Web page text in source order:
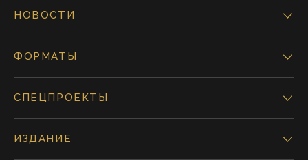
НОВОСТИ
ФОРМАТЫ
СПЕЦПРОЕКТЫ
ИЗДАНИЕ